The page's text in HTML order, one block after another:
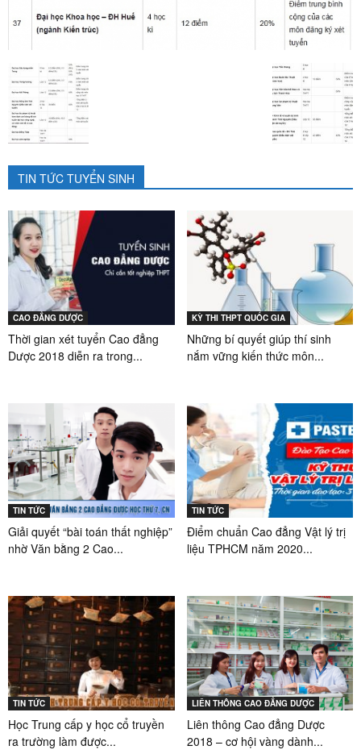
TIN TỨC TUYỂN SINH
CAO ĐẲNG DƯỢC
Thời gian xét tuyển Cao đẳng
Dược 2018 diễn ra trong...
KỲ THI THPT QUỐC GIA
Những bí quyết giúp thí sinh
nắm vững kiến thức môn...
TIN TỨC
Giải quyết “bài toán thất nghiệp”
nhờ Văn bằng 2 Cao...
TIN TỨC
Điểm chuẩn Cao đẳng Vật lý trị
liệu TPHCM năm 2020...
TIN TỨC
Học Trung cấp y học cổ truyền
ra trường làm được...
LIÊN THÔNG CAO ĐẲNG DƯỢC
Liên thông Cao đẳng Dược
2018 – cơ hội vàng dành...